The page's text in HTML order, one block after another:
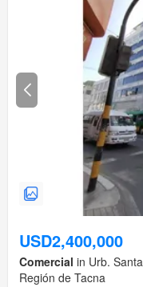
USD2,400,000
Comercial in Urb.
Región de Tacna